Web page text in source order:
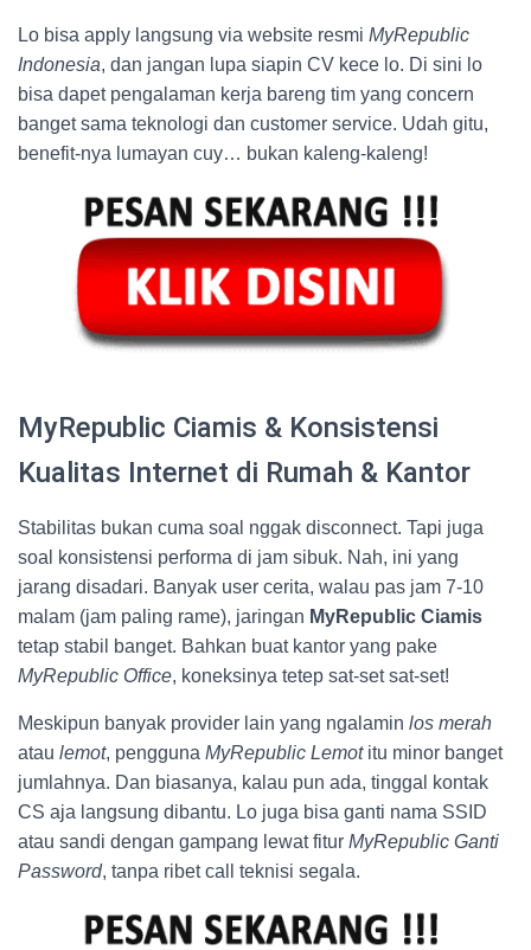
Lo bisa apply langsung via website resmi MyRepublic
Indonesia, dan jangan lupa siapin CV kece lo. Di sini lo
bisa dapet pengalaman kerja bareng tim yang concern
banget sama teknologi dan customer service. Udah gitu,
benefit-nya lumayan cuy… bukan kaleng-kaleng!
MyRepublic Ciamis & Konsistensi
Kualitas Internet di Rumah & Kantor
Stabilitas bukan cuma soal nggak disconnect. Tapi juga
soal konsistensi performa di jam sibuk. Nah, ini yang
jarang disadari. Banyak user cerita, walau pas jam 7-10
malam (jam paling rame), jaringan MyRepublic Ciamis
tetap stabil banget. Bahkan buat kantor yang pake
MyRepublic Office, koneksinya tetep sat-set sat-set!
Meskipun banyak provider lain yang ngalamin los merah
atau lemot, pengguna MyRepublic Lemotitu minor banget
jumlahnya. Dan biasanya, kalau pun ada, tinggal kontak
CS aja langsung dibantu. Lo juga bisa ganti nama SSID
atau sandi dengan gampang lewat fitur MyRepublic Ganti
Password, tanpa ribet call teknisi segala.